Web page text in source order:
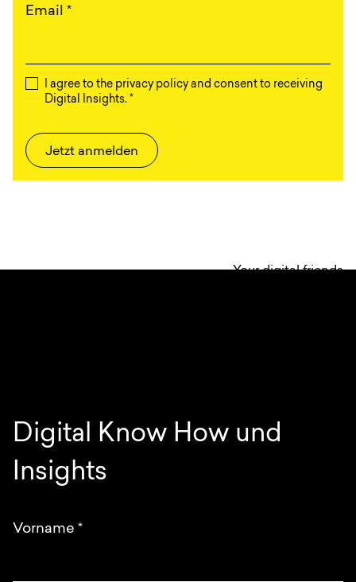
Email *
I agree to the privacy policy and consent to receiving
Digital Insights. *
Jetzt anmelden
Your digital friends
Digital Know How und
Insights
Vorname *